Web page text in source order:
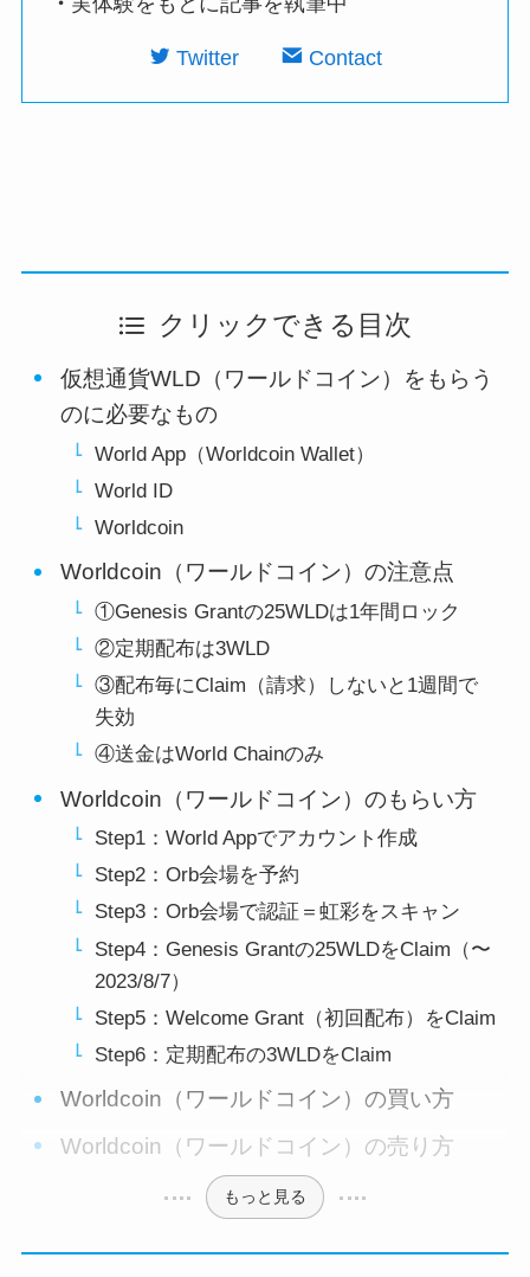
Twitter Contact
クリックできる目次
仮想通貨WLD（ワールドコイン）をもらう
のに必要なもの
World App（Worldcoin Wallet）
World ID
Worldcoin
Worldcoin（ワールドコイン）の注意点
①Genesis Grantの25WLDは1年間ロック
②定期配布は3WLD
③配布毎にClaim（請求）しないと1週間で
失効
④送金はWorld Chainのみ
Worldcoin（ワールドコイン）のもらい方
Step1：World Appでアカウント作成
Step2：Orb会場を予約
Step3：Orb会場で認証＝虹彩をスキャン
Step4：Genesis Grantの25WLDをClaim（〜
2023/8/7）
Step5：Welcome Grant（初回配布）をClaim
Step6：定期配布の3WLDをClaim
Worldcoin（ワールドコイン）の買い方
Worldcoin（ワールドコイン）の売り方
もっと見る